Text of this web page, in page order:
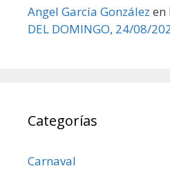
Angel García González en
DEL DOMINGO, 24/08/
Categorías
Carnaval